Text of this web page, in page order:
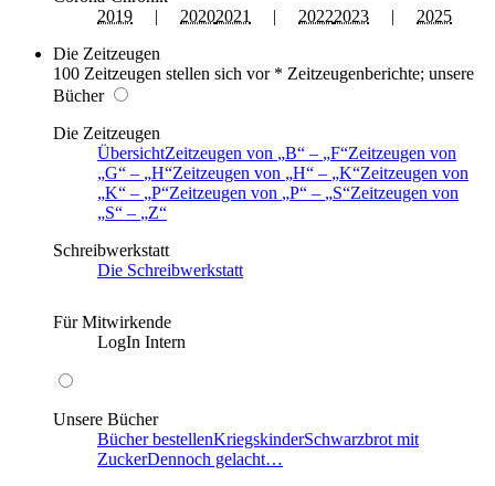
2019 | 20202021 | 20222023 | 2025
Die Zeitzeugen
100 Zeitzeugen stellen sich vor * Zeitzeugenberichte; unsere
Bücher
Die Zeitzeugen
ÜbersichtZeitzeugen von B – F Zeitzeugen von
G
– H Zeitzeugen von H – K Zeitzeugen von
K
– P Zeitzeugen von P – S Zeitzeugen von
S
–
Z
Schreibwerkstatt
Die Schreibwerkstatt
Für Mitwirkende
LogIn Intern
Unsere Bücher
Bücher bestellenKriegskinderSchwarzbrot mit
ZuckerDennoch gelacht…